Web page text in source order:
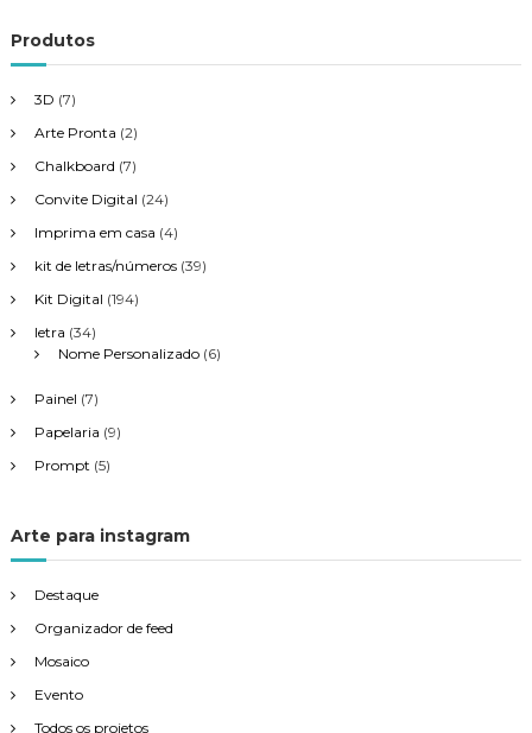
Produtos
3D (7)
Arte Pronta (2)
Chalkboard (7)
Convite Digital (24)
Imprima em casa (4)
kit de letras/números (39)
Kit Digital (194)
letra (34)
Nome Personalizado (6)
Painel (7)
Papelaria (9)
Prompt (5)
Arte para instagram
Destaque
Organizador de feed
Mosaico
Evento
Todos os projetos